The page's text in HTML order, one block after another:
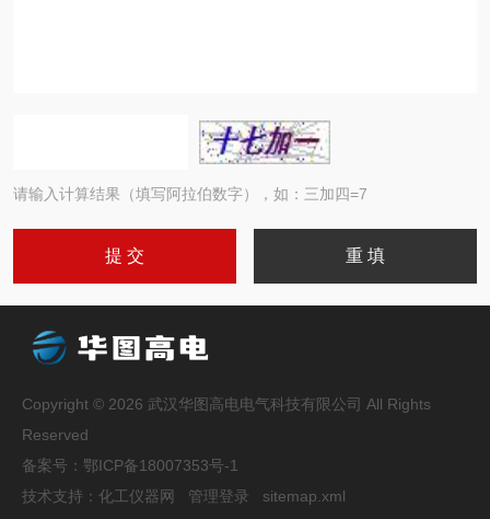
请输入计算结果（填写阿拉伯数字），如：三加四=7
Copyright © 2026 武汉华图高电电气科技有限公司 All Rights
Reserved
备案号： 鄂ICP备18007353号-1
技术支持： 化工仪器网 管理登录 sitemap.xml